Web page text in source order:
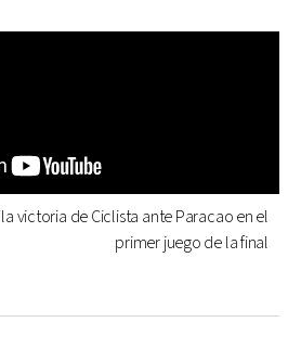
victoria de Ciclista ante Paracao en el
primer juego de la final